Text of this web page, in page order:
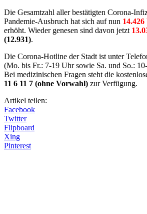
Die Gesamtzahl aller bestätigten Corona-
Pandemie-Ausbruch hat sich auf nun
erhöht. Wieder genesen sind davon jetzt
(12.931).
Die Corona-Hotline der Stadt ist unter
(Mo. bis Fr.: 7-19 Uhr sowie Sa. und So.:
Bei medizinischen Fragen steht die
11 6 11 7 (ohne Vorwahl) zur Verfügung.
Artikel teilen:
Facebook
Twitter
Flipboard
Xing
Pinterest